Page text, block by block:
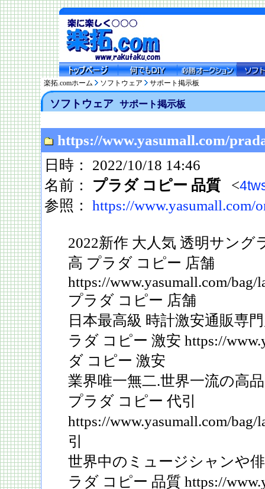
楽拓.comホーム ソフトウェア サポート掲示板
ソフトウェア サポート掲示板
https://www.yasumall.com/
日時： 2022/10/18 14:46
名前： プラダ コピー 品質 <
参照： https://www.yasumall.com/
2022新作 大人気 透明サング
高 プラダ コピー 店舗
https://www.yasumall.com/bag/
プラダ コピー 店舗
日本最高級 時計激安通販専
ラダ コピー 激安 https://
ダ コピー 激安
業界唯一無二.世界一流の高
プラダ コピー 代引
https://www.yasumall.com/
引
世界中のミュージシャンや
ラダ コピー 品質 https://